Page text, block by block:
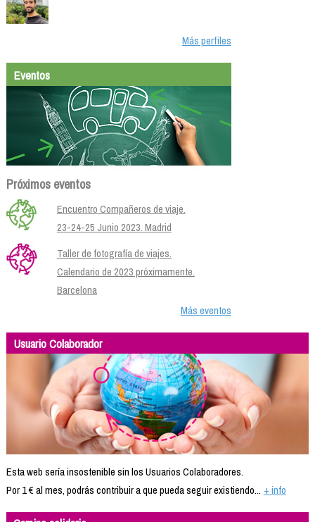
Más perfiles
Eventos
Próximos eventos
Encuentro Compañeros de viaje.
23-24-25 Junio 2023. Madrid
Taller de fotografía de viajes.
Calendario de 2023 próximamente.
Barcelona
Más eventos
Usuario Colaborador
Esta web sería insostenible sin los Usuarios Colaboradores.
Por 1 € al mes, podrás contribuir a que pueda seguir existiendo... + info